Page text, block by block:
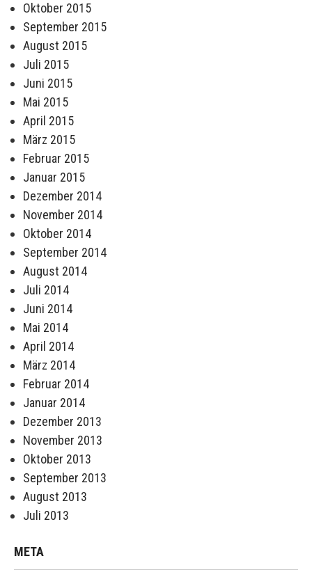
Oktober 2015
September 2015
August 2015
Juli 2015
Juni 2015
Mai 2015
April 2015
März 2015
Februar 2015
Januar 2015
Dezember 2014
November 2014
Oktober 2014
September 2014
August 2014
Juli 2014
Juni 2014
Mai 2014
April 2014
März 2014
Februar 2014
Januar 2014
Dezember 2013
November 2013
Oktober 2013
September 2013
August 2013
Juli 2013
META